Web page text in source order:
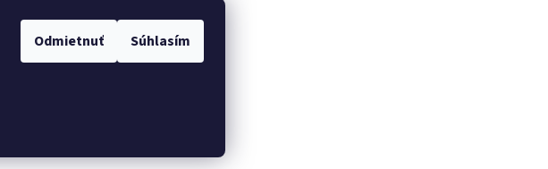
Odmietnuť Súhlasím
o
potravinách